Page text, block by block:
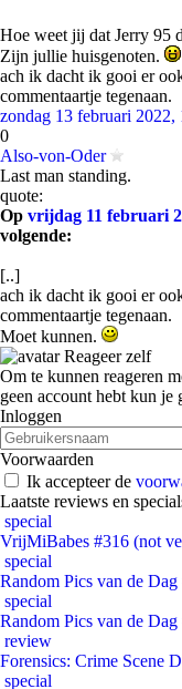
Hoe weet jij dat Jerry 95
Zijn jullie huisgenoten.
ach ik dacht ik gooi er
commentaartje tegenaan.
zondag 13 februari 2022,
0
Also-von-Oder
Last man standing.
quote:
Op vrijdag 11 februari
volgende:
[..]
ach ik dacht ik gooi er
commentaartje tegenaan.
Moet kunnen.
Reageer zelf
Om te kunnen reageren
geen account hebt kun je
Inloggen
Voorwaarden
Ik accepteer de
Laatste reviews en
special
VrijMiBabes #316 (not
special
Random Pics van de Dag
special
Random Pics van de Dag
review
Forensics: Crime Scene
special